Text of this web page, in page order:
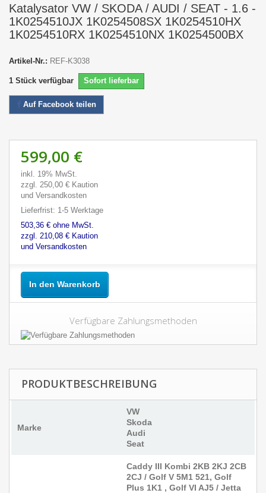
Katalysator VW / SKODA / AUDI / SEAT - 1.6 -
1K0254510JX 1K0254508SX 1K0254510HX
1K0254510RX 1K0254510NX 1K0254500BX
Artikel-Nr.: REF-K3038
1 Stück verfügbar Sofort lieferbar
Auf Facebook teilen
599,00 €
inkl. 19% MwSt.
zzgl. 250,00 € Kaution
und Versandkosten
Lieferfrist: 1-5 Werktage
503,36 € ohne MwSt.
zzgl. 210,08 € Kaution
und Versandkosten
In den Warenkorb
Verfügbare Zahlungsmethoden
PRODUKTBESCHREIBUNG
Marke
VW
Skoda
Audi
Seat
Caddy III Kombi 2KB 2KJ 2CB
2CJ / Golf V 5M1 521, Golf
Plus 1K1 , Golf VI AJ5 / Jetta